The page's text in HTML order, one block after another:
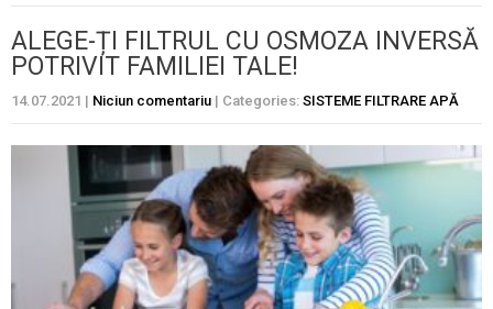
ALEGE-ȚI FILTRUL CU OSMOZA INVERSĂ
POTRIVIT FAMILIEI TALE!
14.07.2021 | Niciun comentariu | Categories: SISTEME FILTRARE APĂ